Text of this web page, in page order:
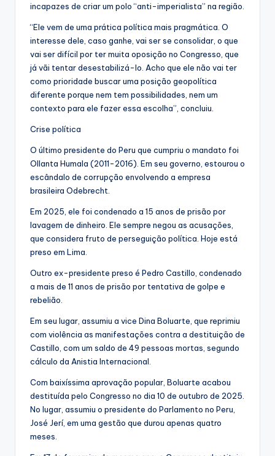
incapazes de criar um polo “anti-imperialista” na região.
“Ele vem de uma prática política mais pragmática. O
interesse dele, caso ganhe, vai ser se consolidar, o que
vai ser difícil por ter muita oposição no Congresso, que
já vãi tentar desestabilizá-lo. Acho que ele não vai ter
como prioridade buscar uma posição geopolítica
diferente porque nem tem possibilidades, nem um
contexto para ele fazer essa escolha”, concluiu.
Crise política
O último presidente do Peru que cumpriu o mandato foi
Ollanta Humala (2011-2016). Em seu governo, estourou o
escândalo de corrupção envolvendo a empresa
brasileira Odebrecht.
Em 2025, ele foi condenado a 15 anos de prisão por
lavagem de dinheiro. Ele sempre negou as acusações,
que considera fruto de perseguição política. Hoje está
preso em Lima.
Outro ex-presidente preso é Pedro Castillo, condenado
a mais de 11 anos de prisão por tentativa de golpe e
rebelião.
Em seu lugar, assumiu a vice Dina Boluarte, que reprimiu
com violência as manifestações contra a destituição de
Castillo, com um saldo de 49 pessoas mortas, segundo
cálculo da Anistia Internacional.
Com baixíssima aprovação popular, Boluarte acabou
destituída pelo Congresso no dia 10 de outubro de 2025.
No lugar, assumiu o presidente do Parlamento no Peru,
José Jerí, em uma gestão que durou apenas quatro
meses.